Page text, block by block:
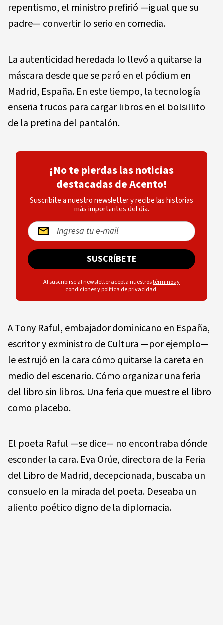
repentismo, el ministro prefirió —igual que su
padre— convertir lo serio en comedia.
La autenticidad heredada lo llevó a quitarse la
máscara desde que se paró en el pódium en
Madrid, España. En este tiempo, la tecnología
enseña trucos para cargar libros en el bolsillito
de la pretina del pantalón.
¡No te pierdas las noticias
destacadas de Acento!
Suscríbite a nuestro newsletter y recibe las historias
más importantes del día.
SUSCRÍBETE
Al suscribirse al newsletter acepta nuestrostérminos y
condicionesypolítica de privacidad.
A Tony Raful, embajador dominicano en España,
escritor y exministro de Cultura —por ejemplo—
le estrujó en la cara cómo quitarse la careta en
medio del escenario. Cómo organizar una feria
del libro sin libros. Una feria que muestre el libro
como placebo.
El poeta Raful —se dice— no encontraba dónde
esconder la cara. Eva Orúe, directora de la Feria
del Libro de Madrid, decepcionada, buscaba un
consuelo en la mirada del poeta. Deseaba un
aliento poético digno de la diplomacia.